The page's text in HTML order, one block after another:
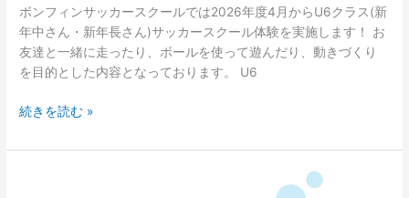
ボンフィンサッカースクールでは2026年度4月からU6クラス(新
年中さん・新年長さん)サッカースクール体験を実施します！ お
友達と一緒に走ったり、ボールを使って遊んだり、動きづくり
を目的とした内容となっております。 U6
ル
生
募
集
お
続きを読む »